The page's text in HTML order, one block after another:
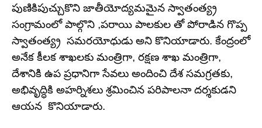
పుణికిపుచ్చుకొని జాతీయోద్యమమైన స్వాతంత్య్ర
సంగ్రామంలో పాల్గొని ,పరాయి పాలకుల తో పోరాడిన గొప్ప
స్వాతంత్య్ర సమరయోధుడు అని కొనియాడారు. కేంద్రంలో
అనేక కీలక శాఖలకు మంత్రిగా, రక్షణ శాఖ మంత్రిగా,
దేశానికి ఉప ప్రధానిగా సేవలు అందించి దేశ సమగ్రతకు,
అభివృద్ధికి అహర్నిశలు శ్రమించిన పరిపాలనా దర్శకుడని
ఆయన కొనియాడారు.